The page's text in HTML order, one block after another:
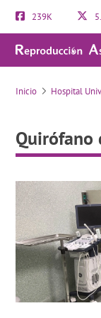
239K
Inicio Hospital
Quirófano